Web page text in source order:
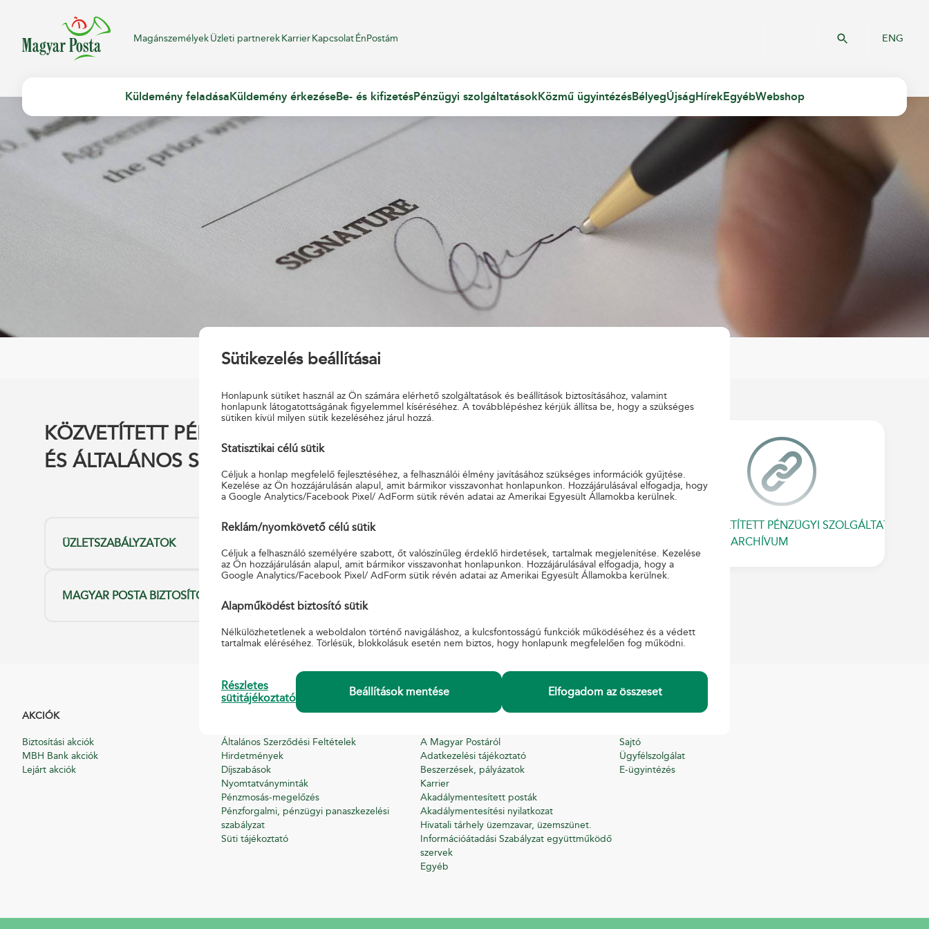
MagánszemélyekÜzleti partnerekKarrierKapcsolatÉnPostám ENG
Küldemény feladása Küldemény érkezéseBe- és kifizetésPénzügyi szolgáltatásokKözmű ügyintézésBélyegÚjság HírekEgyébWebshop
KÖZVETÍTETT PÉNZÜGYI SZOLGÁLTATÁSOK - ÜZLETSZABÁLYZATOK
ÉS ÁLTALÁNOS SZERZŐDÉSI FELTÉTELEK
ÜZLETSZABÁLYZATOK
MAGYAR POSTA BIZTOSÍTÓ Zrt. és MAGYAR POSTA ÉLETBIZTOSÍTÓ Zrt.
KÖZVETÍTETT PÉNZÜGYI SZOLGÁLTATÁSOK
ÁSZF - ARCHÍVUM
Sütikezelés beállításai
Honlapunk sütiket használ az Ön számára elérhető szolgáltatások és beállítások biztosításához, valamint
honlapunk látogatottságának figyelemmel kíséréséhez. A továbblépéshez kérjük állítsa be, hogy a szükséges
sütiken kívül milyen sütik kezeléséhez járul hozzá.
Statisztikai célú sütik
Céljuk a honlap megfelelő fejlesztéséhez, a felhasználói élmény javításához szükséges információk gyűjtése.
Kezelése az Ön hozzájárulásán alapul, amit bármikor visszavonhat honlapunkon. Hozzájárulásával elfogadja, hogy
a Google Analytics/Facebook Pixel/ AdForm sütik révén adatai az Amerikai Egyesült Államokba kerülnek.
Reklám/nyomkövető célú sütik
Céljuk a felhasználó személyére szabott, őt valószínűleg érdeklő hirdetések, tartalmak megjelenítése. Kezelése
az Ön hozzájárulásán alapul, amit bármikor visszavonhat honlapunkon. Hozzájárulásával elfogadja, hogy a
Google Analytics/Facebook Pixel/ AdForm sütik révén adatai az Amerikai Egyesült Államokba kerülnek.
Alapműködést biztosító sütik
Nélkülözhetetlenek a weboldalon történő navigáláshoz, a kulcsfontosságú funkciók működéséhez és a védett
tartalmak eléréséhez. Törlésük, blokkolásuk esetén nem biztos, hogy honlapunk megfelelően fog működni.
Részletes
sütitájékoztató
Beállítások mentése Elfogadom az összeset
AKCIÓK
Biztosítási akciók
MBH Bank akciók
Lejárt akciók
Általános Szerződési Feltételek
Hirdetmények
Díjszabások
Nyomtatványminták
Pénzmosás-megelőzés
Pénzforgalmi, pénzügyi panaszkezelési
szabályzat
Süti tájékoztató
INFORMÁCIÓ
A Magyar Postáról
Adatkezelési tájékoztató
Beszerzések, pályázatok
Karrier
Akadálymentesített posták
Akadálymentesítési nyilatkozat
Hivatali tárhely üzemzavar, üzemszünet.
Információátadási Szabályzat együttműködő
szervek
Egyéb
KAPCSOLAT
Sajtó
Ügyfélszolgálat
E-ügyintézés